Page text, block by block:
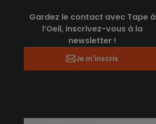
Gardez le contact avec Tape à
l’Oeil, inscrivez-vous à la
newsletter !
Je m'inscris